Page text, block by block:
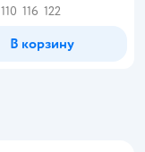
110 116 122
В корзину